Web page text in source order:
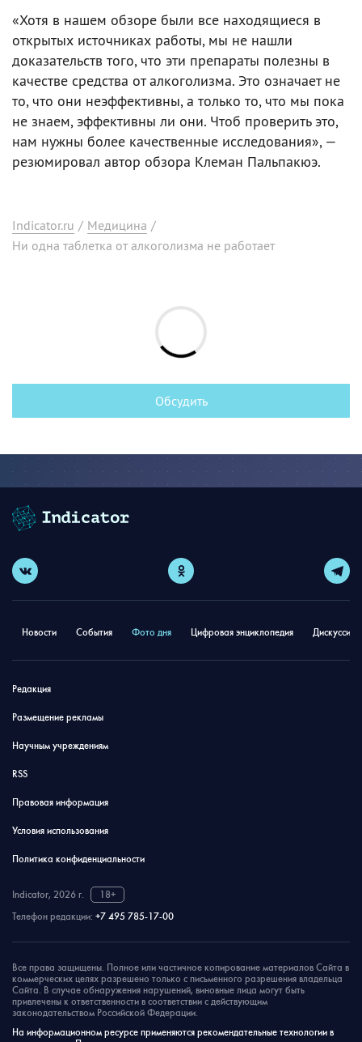
«Хотя в нашем обзоре были все находящиеся в
открытых источниках работы, мы не нашли
доказательств того, что эти препараты полезны в
качестве средства от алкоголизма. Это означает не
то, что они неэффективны, а только то, что мы пока
не знаем, эффективны ли они. Чтоб проверить это,
нам нужны более качественные исследования», —
резюмировал автор обзора Клеман Пальпакюэ.
Indicator.ru / Медицина /
Ни одна таблетка от алкоголизма не работает
Обсудить
Новости События Фото дня Цифровая энциклопедия
Редакция
Размещение рекламы
Научным учреждениям
RSS
Правовая информация
Условия использования
Политика конфиденциальности
Indicator, 2026 г.
18+
Телефон редакции: +7 495 785-17-00
Все права защищены. Полное или частичное копирование материалов Сайта в
коммерческих целях разрешено только с письменного разрешения владельца
Сайта. В случае обнаружения нарушений, виновные лица могут быть
привлечены к ответственности в соответствии с действующим
законодательством Российской Федерации.
На информационном ресурсе применяются рекомендательные технологии в